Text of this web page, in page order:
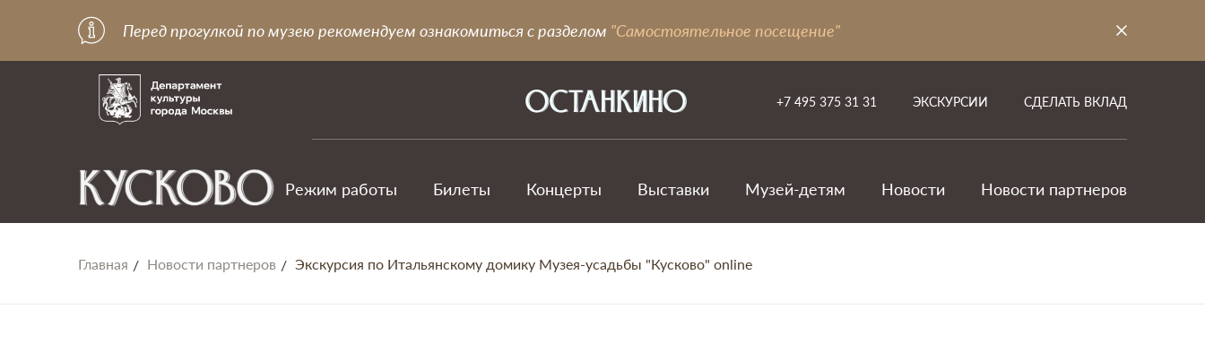
Перед прогулкой по музею рекомендуем ознакомиться с разделом "Самостоятельное посещение"
+7 495 375 31 31 ЭКСКУРСИИ СДЕЛАТЬ ВКЛАД
Режим работы Билеты Концерты Выставки Музей-детям Новости Новости партнеров
Главная Новости партнеров Экскурсия по Итальянскому домику Музея-усадьбы "Кусково" online